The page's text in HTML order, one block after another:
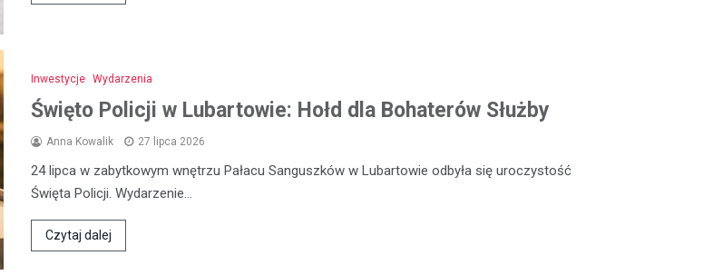
Inwestycje Wydarzenia
Święto Policji w Lubartowie: Hołd dla Bohaterów Służby
Anna Kowalik 27 lipca 2026
24 lipca w zabytkowym wnętrzu Pałacu Sanguszków w Lubartowie odbyła się uroczystość
Święta Policji. Wydarzenie…
Czytaj dalej